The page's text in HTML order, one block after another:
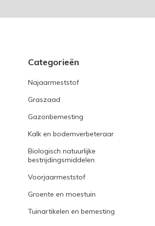
Categorieën
Najaarmeststof
Graszaad
Gazonbemesting
Kalk en bodemverbeteraar
Biologisch natuurlijke
bestrijdingsmiddelen
Voorjaarmeststof
Groente en moestuin
Tuinartikelen en bemesting